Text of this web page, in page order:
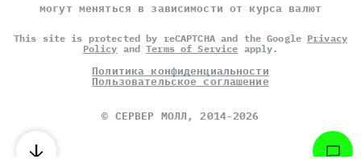
могут меняться в зависимости от курса валют
This site is protected by reCAPTCHA and the Google Privacy
Policy andTerms of Service apply.
Политика конфиденциальности
Пользовательское соглашение
© СЕРВЕР МОЛЛ, 2014-2026